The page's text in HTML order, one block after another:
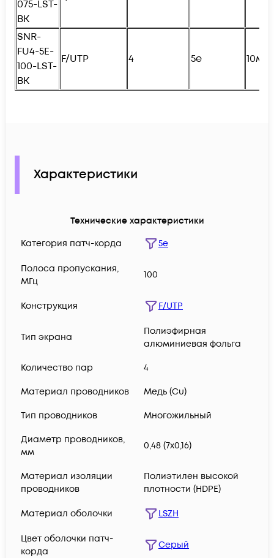
075-LST-
BK
SNR-
FU4-5E-
100-LST-
BK
F/UTP 4 5e 10м
Характеристики
Технические характеристики
Категория патч-корда
5e
Полоса пропускания,
МГц
100
Конструкция F/UTP
Тип экрана
Полиэфирная
алюминиевая фольга
Количество пар 4
Материал проводников Медь (Сu)
Тип проводников Многожильный
Диаметр проводников,
мм
0,48 (7х0,16)
Материал изоляции
проводников
Полиэтилен высокой
плотности (HDPE)
Материал оболочки LSZH
Цвет оболочки патч-
корда
Серый